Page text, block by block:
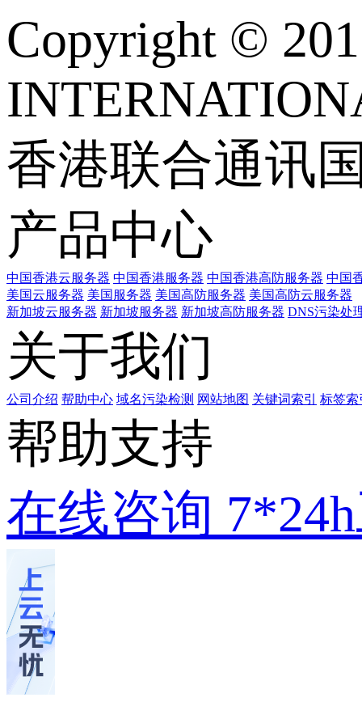
Copyright ©
香港联合通讯
产品中心
中国香港云服务器 中国香港服务器 中国香港高防服务器 中国
美国云服务器 美国服务器 美国高防服务器 美国高防云服务器
新加坡云服务器 新加坡服务器 新加坡高防服务器 DNS污染处
关于我们
公司介绍 帮助中心 域名污染检测 网站地图 关键词索引 标签索
帮助支持
在线咨询